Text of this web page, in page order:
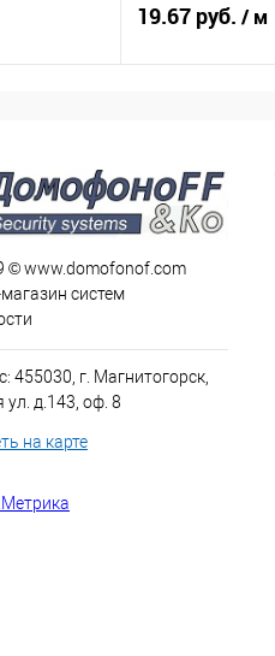
19.67 руб. / м
© www.domofonof.com
систем
455030, г. Магнитогорск,
ул. д.143, оф. 8
на карте